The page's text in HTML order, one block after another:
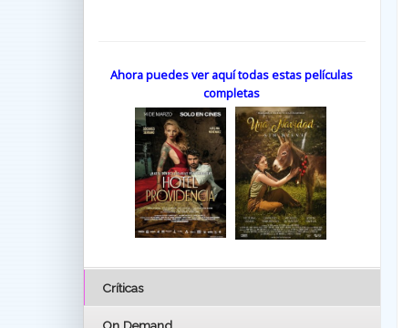
Ahora puedes ver aquí todas estas películas
completas
Críticas
On Demand